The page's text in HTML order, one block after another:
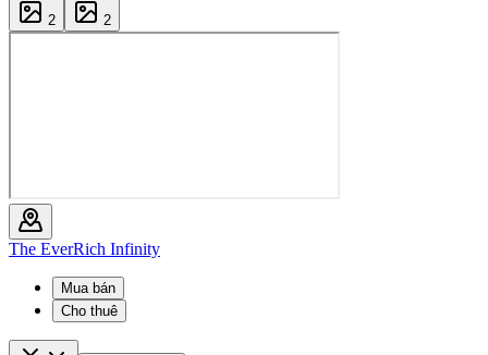
2 2
The EverRich Infinity
Mua bán
Cho thuê